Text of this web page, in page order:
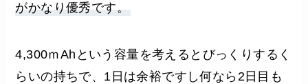
がかなり優秀です。
4,300ｍAhという容量を考えるとびっくりするく
らいの持ちで、1日は余裕ですし何なら2日目も